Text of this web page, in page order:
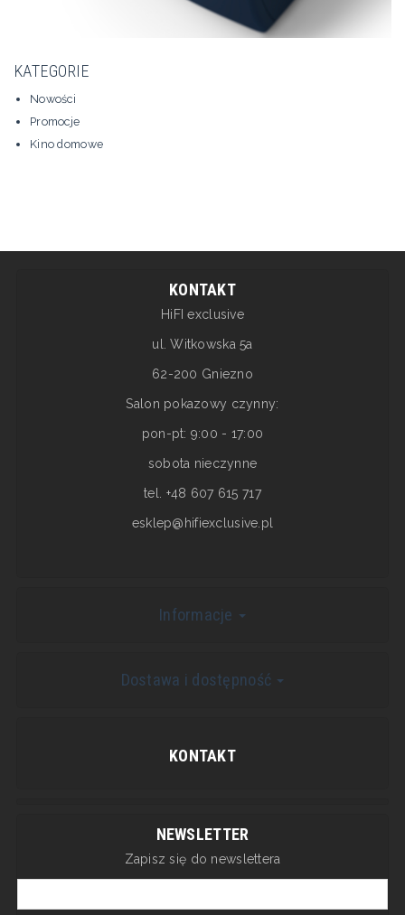
KATEGORIE
Nowości
Promocje
Kino domowe
KONTAKT
HiFI exclusive
ul. Witkowska 5a
62-200 Gniezno
Salon pokazowy czynny:
pon-pt: 9:00 - 17:00
sobota nieczynne
tel. +48 607 615 717
esklep@hifiexclusive.pl
Informacje
Dostawa i dostępność
KONTAKT
NEWSLETTER
Zapisz się do newslettera